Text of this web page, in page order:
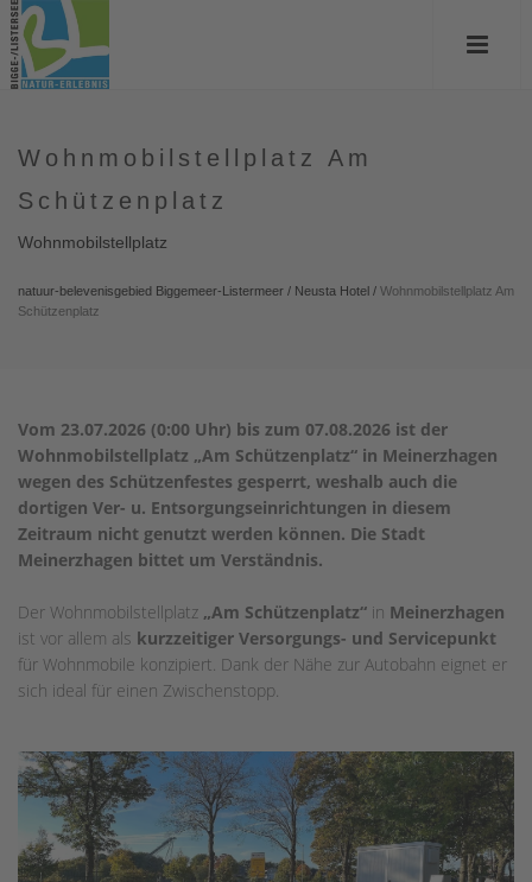
Wohnmobilstellplatz Am
Schützenplatz
Wohnmobilstellplatz
natuur-belevenisgebied Biggemeer-Listermeer / Neusta Hotel / Wohnmobilstellplatz Am
Schützenplatz
Vom 23.07.2026 (0:00 Uhr) bis zum 07.08.2026 ist der
Wohnmobilstellplatz „Am Schützenplatz“ in Meinerzhagen
wegen des Schützenfestes gesperrt, weshalb auch die
dortigen Ver- u. Entsorgungseinrichtungen in diesem
Zeitraum nicht genutzt werden können. Die Stadt
Meinerzhagen bittet um Verständnis.
Der Wohnmobilstellplatz „Am Schützenplatz“ in Meinerzhagen
ist vor allem als kurzzeitiger Versorgungs- und Servicepunkt
für Wohnmobile konzipiert. Dank der Nähe zur Autobahn eignet er
sich ideal für einen Zwischenstopp.